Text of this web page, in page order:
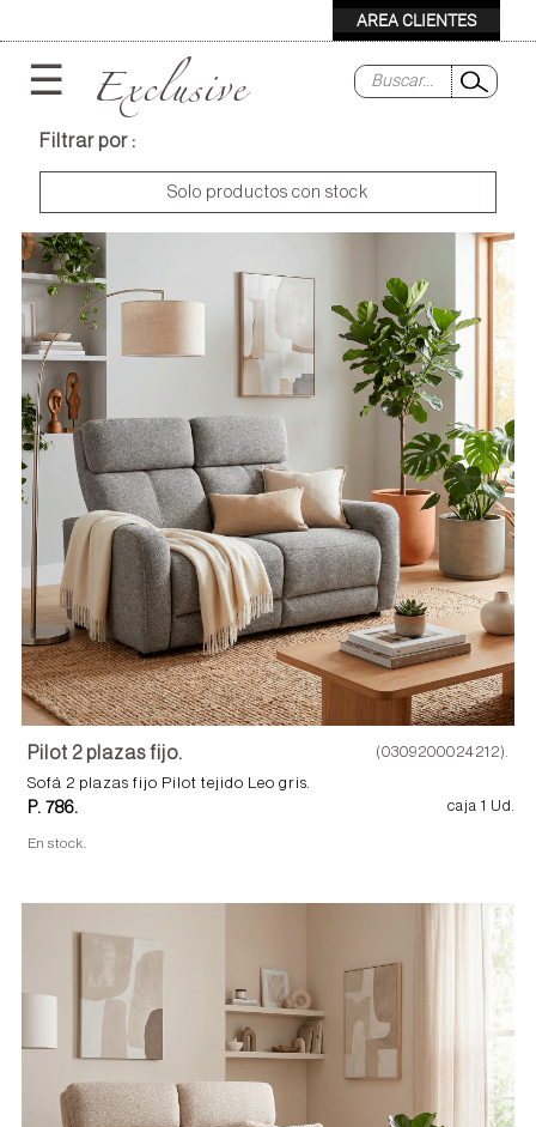
☰ Exclusive
Filtrar por :
Solo productos con stock
Pilot 2 plazas fijo. (0309200024212).
Sofá 2 plazas fijo Pilot tejido Leo gris.
P. 786. caja 1 Ud.
En stock.